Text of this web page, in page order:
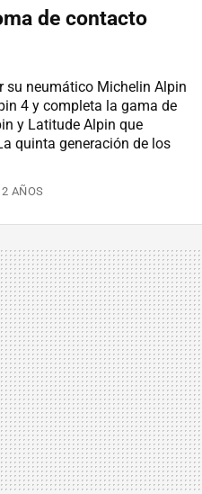
de contacto
su neumático Michelin Alpin
4 y completa la gama de
y Latitude Alpin que
quinta generación de los
AÑOS